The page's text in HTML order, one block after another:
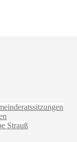
Strauß